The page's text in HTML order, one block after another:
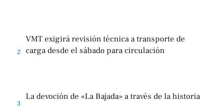
2
VMT exigirá revisión técnica a transporte de
carga desde el sábado para circulación
3
La devoción de «La Bajada» a través de la historia